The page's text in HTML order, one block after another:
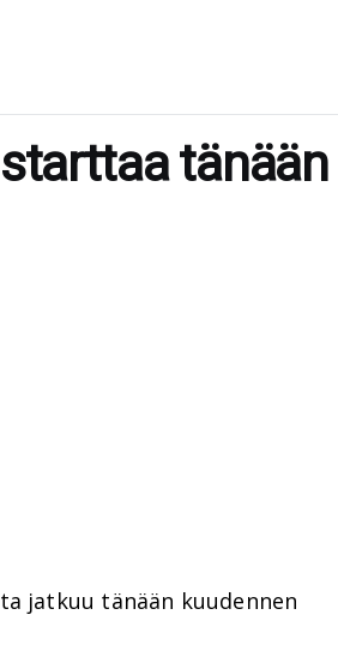
tänään
jatkuu tänään kuudennen